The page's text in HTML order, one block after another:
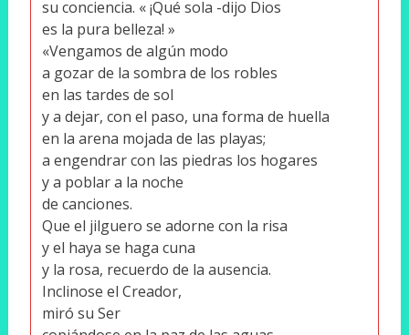
su conciencia. « ¡Qué sola -dijo Dios
es la pura belleza! »
«Vengamos de algún modo
a gozar de la sombra de los robles
en las tardes de sol
y a dejar, con el paso, una forma de huella
en la arena mojada de las playas;
a engendrar con las piedras los hogares
y a poblar a la noche
de canciones.
Que el jilguero se adorne con la risa
y el haya se haga cuna
y la rosa, recuerdo de la ausencia.
Inclinose el Creador,
miró su Ser